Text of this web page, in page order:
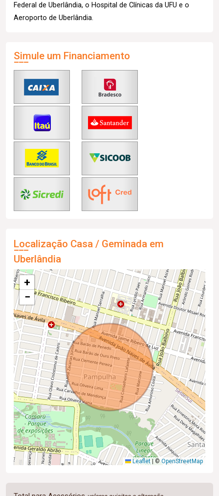
Federal de Uberlândia, o Hospital de Clínicas da UFU e o
Aeroporto de Uberlândia.
Simule um Financiamento
Localização Casa / Geminada em
Uberlândia
+
−
Leaflet |© OpenStreetMap